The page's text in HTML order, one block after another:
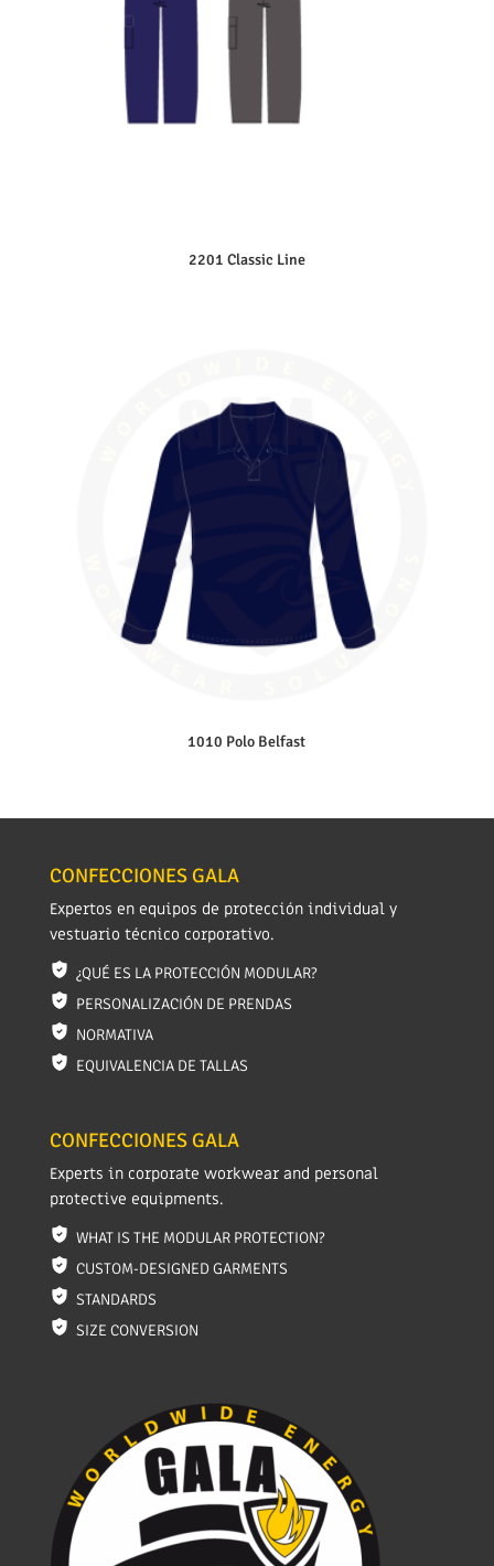
2201 Classic Line
1010 Polo Belfast
CONFECCIONES GALA
Expertos en equipos de protección individual y
vestuario técnico corporativo.
¿QUÉ ES LA PROTECCIÓN MODULAR?
PERSONALIZACIÓN DE PRENDAS
NORMATIVA
EQUIVALENCIA DE TALLAS
CONFECCIONES GALA
Experts in corporate workwear and personal
protective equipments.
WHAT IS THE MODULAR PROTECTION?
CUSTOM-DESIGNED GARMENTS
STANDARDS
SIZE CONVERSION